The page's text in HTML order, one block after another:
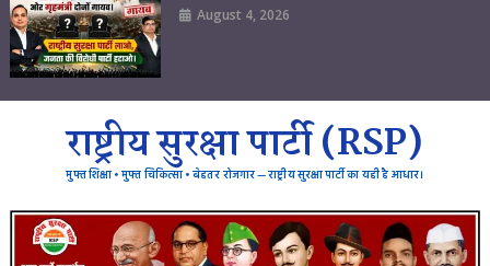
August 4, 2026
राष्ट्रीय सुरक्षा पार्टी (RSP)
मुफ्त शिक्षा • मुफ्त चिकित्सा • बेहतर रोजगार — राष्ट्रीय सुरक्षा पार्टी का यही है आधार।